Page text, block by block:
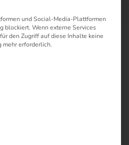
und Social-Media-Plattformen
blockiert. Wenn externe Services
den Zugriff auf diese Inhalte keine
erforderlich.